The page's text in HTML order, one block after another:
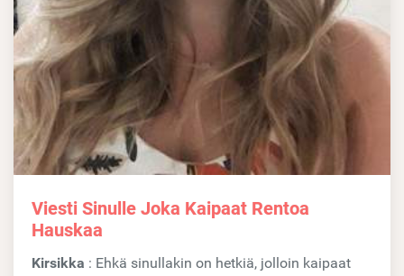
Viesti Sinulle Joka Kaipaat Rentoa
Hauskaa
Kirsikka : Ehkä sinullakin on hetkiä, jolloin kaipaat